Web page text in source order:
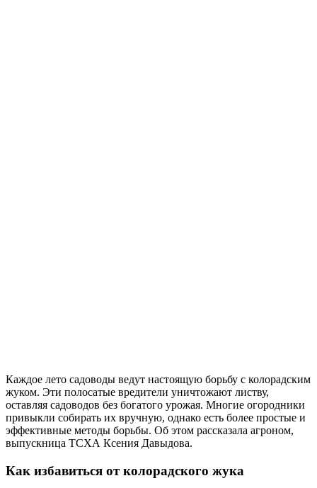
Каждое лето садоводы ведут настоящую борьбу с колорадским
жуком. Эти полосатые вредители уничтожают листву,
оставляя садоводов без богатого урожая. Многие огородники
привыкли собирать их вручную, однако есть более простые и
эффективные методы борьбы. Об этом рассказала агроном,
выпускница ТСХА Ксения Давыдова.
Как избавиться от колорадского жука